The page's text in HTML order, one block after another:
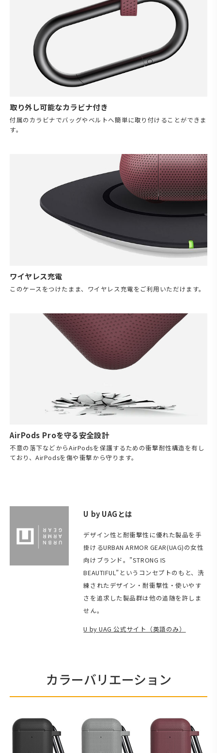
取り外し可能なカラビナ付き
付属のカラビナでバッグやベルトへ簡単に取り付けることができま
す。
ワイヤレス充電
このケースをつけたまま、ワイヤレス充電をご利用いただけます。
AirPods Proを守る安全設計
不意の落下などからAirPodsを保護するための衝撃耐性構造を有し
ており、AirPodsを傷や衝撃から守ります。
U by UAGとは
デザイン性と耐衝撃性に優れた製品を手
掛けるURBAN ARMOR GEAR(UAG)の女性
向けブランド。”STRONG IS
BEAUTIFUL”というコンセプトのもと、洗
練されたデザイン・耐衝撃性・使いやす
さを追求した製品群は他の追随を許しま
せん。
U by UAG 公式サイト（英語のみ）
カラーバリエーション